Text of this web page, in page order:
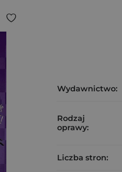
Wydawnictwo:
Rodzaj
oprawy:
Liczba stron: